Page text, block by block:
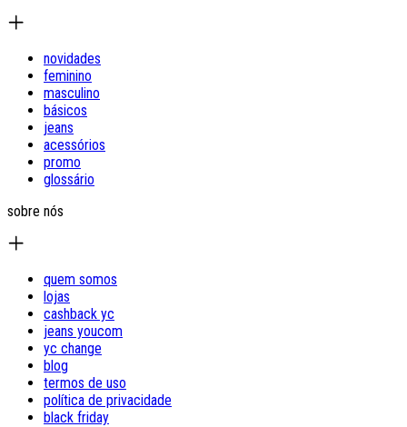
novidades
feminino
masculino
básicos
jeans
acessórios
promo
glossário
sobre nós
quem somos
lojas
cashback yc
jeans youcom
yc change
blog
termos de uso
política de privacidade
black friday